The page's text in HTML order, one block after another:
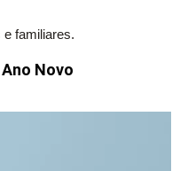
familiares.
Novo